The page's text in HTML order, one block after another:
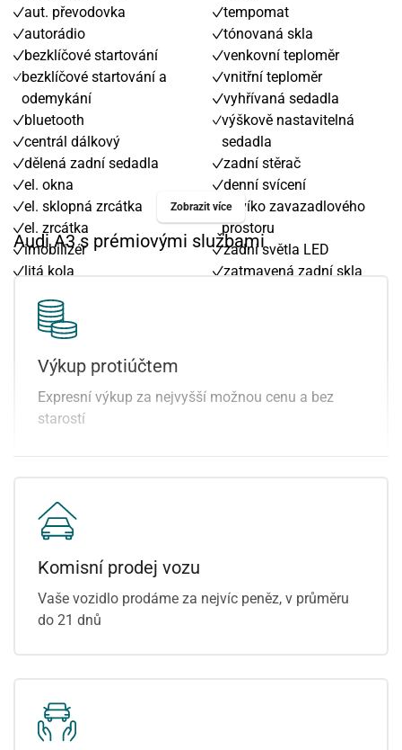
aut. převodovka
autorádio
bezklíčové startování
bezklíčové startování a
odemykání
bluetooth
centrál dálkový
dělená zadní sedadla
el. okna
el. sklopná zrcátka
el. zrcátka
imobilizér
litá kola
nastavitelný volant
palubní počítač
parkovací kamera
posilovač řízení
protiprokluzový systém
kol (ASR)
tempomat
tónovaná skla
venkovní teploměr
vnitřní teploměr
vyhřívaná sedadla
výškově nastavitelná
sedadla
zadní stěrač
denní svícení
el. víko zavazadlového
prostoru
zadní světla LED
zatmavená zadní skla
el. přední okna
Zobrazit více
Audi A3 s prémiovými službami
Výkup protiúčtem
Expresní výkup za nejvyšší možnou cenu a bez
starostí
Komisní prodej vozu
Vaše vozidlo prodáme za nejvíc peněz, v průměru
do 21 dnů